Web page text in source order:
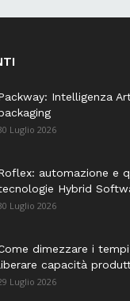
Intelligenza
Luglio 2026
automazione e
Hybrid
Luglio 2026
dimezzare i
capacità
Luglio 2026